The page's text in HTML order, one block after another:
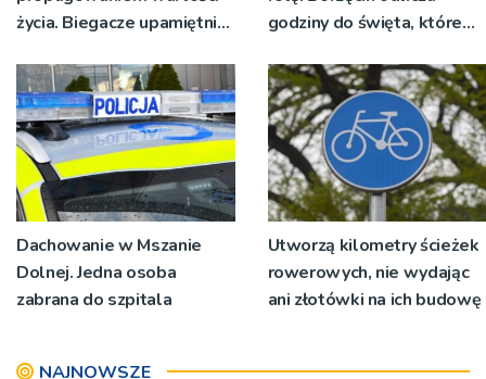
życia. Biegacze upamiętnili
godziny do święta, które
pokoleń
Dachowanie w Mszanie
Dolnej. Jedna osoba
zabrana do szpitala
Utworzą kilometry ścieżek
rowerowych, nie wydając
ani złotówki na ich budowę
NAJNOWSZE